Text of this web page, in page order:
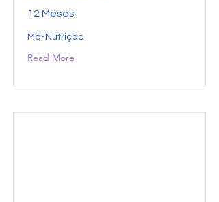
12 Meses
Má-Nutrição
Read More